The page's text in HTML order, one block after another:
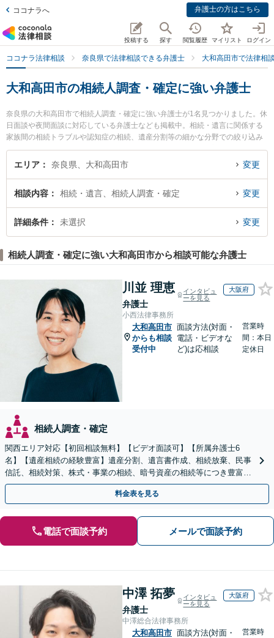
ココナラへ 弁護士の方はこちら
投稿する 探す 閲覧履歴 マイリスト ログイン
ココナラ法律相談 奈良県で法律相談できる弁護士 大和高田市で法律相
大和高田市の相続人調査・確定に強い弁護士
奈良県の大和高田市で相続人調査・確定に強い弁護士が1名見つかりました。休
日面談や夜間面談に対応している弁護士なども掲載中。相続・遺言に関係する
家族間の相続トラブルや認知症の相続、遺産分割等の細かな分野での絞り込み
検索もでき便利です。特に一法律事務所の射場 守夫弁護士のプロフィール情報
や弁護士費用、強みなどが注目されています。『大和高田市で土日や夜間に発
談無料で相続人調査・確定を法律相談できる大和高田市内の弁護士に相談予約
したい』などでお困りの相談者さんにおすすめです。
エリア 奈良県、大和高田市 変更
相談内容 相続・遺言、相続人調査・確定 変更
詳細条件 未選択 変更
相続人調査・確定に強い大和高田市から相談可能な弁護士
川並 理恵
弁護士
インタビュ
ーを見る
大阪府
小西法律事務所
大和高田市
からも相談
受付中
面談方法(対面・
電話・ビデオな
ど)は応相談
営業時
間：本日
定休日
相続人調査・確定
関西エリア対応【初回相談無料】【ビデオ面談可】【所属弁護士6
名】【遺産相続の経験豊富】遺産分割、遺言書作成、相続放棄、民事
信託、相続対策、株式・事業の相続、暗号資産の相続等につき豊富な
対応実績。【バリアフリー】【完全個室対応】
料金表を見る
電話で面談予約 メールで面談予約
中澤 拓夢
弁護士
インタビュ
ーを見る
大阪府
中澤総合法律事務所
大和高田市 面談方法(対面・
営業時